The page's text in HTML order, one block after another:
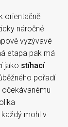
orientačně
náročné
vyzývavé
etapa pak má
jako stíhací
pořadí
mohl v